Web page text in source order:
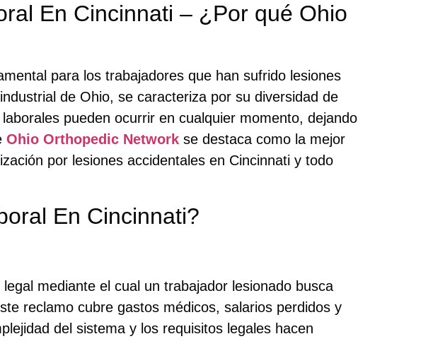
En Cincinnati – ¿Por qué Ohio
para los trabajadores que han sufrido lesiones
de Ohio, se caracteriza por su diversidad de
pueden ocurrir en cualquier momento, dejando
Ohio Orthopedic Network se destaca como la mejor
por lesiones accidentales en Cincinnati y todo
En Cincinnati?
mediante el cual un trabajador lesionado busca
reclamo cubre gastos médicos, salarios perdidos y
del sistema y los requisitos legales hacen